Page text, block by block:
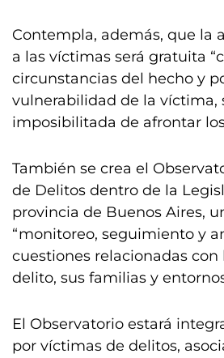
Contempla, además, que la
a las víctimas será gratuita
circunstancias del hecho y
vulnerabilidad de la víctima,
imposibilitada de afrontar los
También se crea el
de Delitos dentro de la
provincia de Buenos Aires,
“monitoreo, seguimiento y
cuestiones relacionadas con
delito, sus familias y
El Observatorio estará
por víctimas de delitos,